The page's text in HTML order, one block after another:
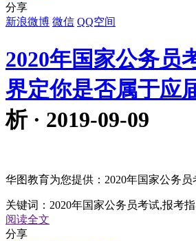
分享
新浪微博 微信 QQ空间
2020年国家公务员
界定你是否属于应
析 · 2019-09-09
华图教育为您提供：2020年国家公务员
关键词： 2020年国家公务员考试,报考
阅读全文
分享